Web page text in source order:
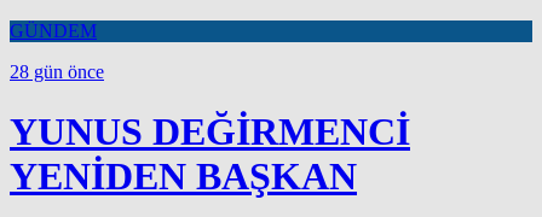
GÜNDEM
28 gün önce
YUNUS DEĞİRMENCİ
YENİDEN BAŞKAN